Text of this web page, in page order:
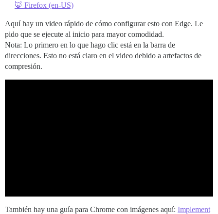
🦊 Firefox (en-US)
Aquí hay un video rápido de cómo configurar esto con Edge. Le
pido que se ejecute al inicio para mayor comodidad.
Nota: Lo primero en lo que hago clic está en la barra de
direcciones. Esto no está claro en el video debido a artefactos de
compresión.
También hay una guía para Chrome con imágenes aquí: Implement